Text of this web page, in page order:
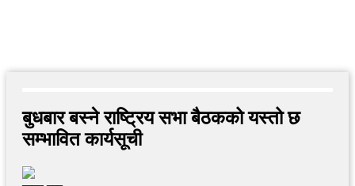
बुधबार बस्ने राष्ट्रिय सभा बैठकको यस्तो छ
सम्भावित कार्यसूची